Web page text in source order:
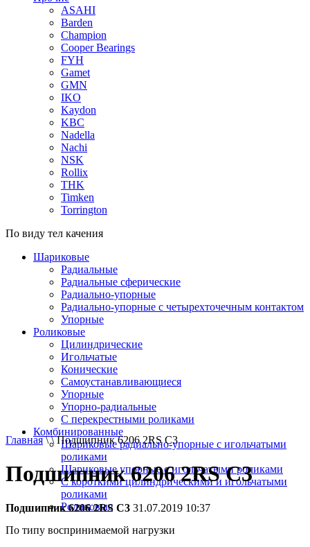
ASAHI
Barden
Champion
Cooper Bearings
FYH
Gamet
GMN
IKO
Kaydon
KBC
Nadella
Nachi
NSK
Rollix
THK
Timken
Torrington
По виду тел качения
Шариковые
Радиальные
Радиальные сферические
Радиально-упорные
Радиально-упорные с четырехточечным контактом
Упорные
Роликовые
Цилиндрические
Игольчатые
Конические
Самоустанавливающиеся
Упорные
Упорно-радиальные
C перекрестными роликами
Комбинированные
Шариковые радиально-упорные с игольчатыми
роликами
Шариковые упорные с игольчатыми роликами
С короткими цилиндрическими и игольчатыми
роликами
Роликовые
По типу воспринимаемой нагрузки
Главная\ \ Подшипник 6206 2RS C3
Подшипник 6206 2RS C3
Подшипник 6206 2RS C3 31.07.2019 10:37